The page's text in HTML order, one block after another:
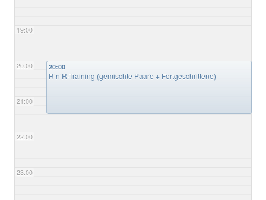
19:00
20:00
21:00
22:00
23:00
20:00
R’n’R-Training (gemischte Paare + Fortgeschrittene)